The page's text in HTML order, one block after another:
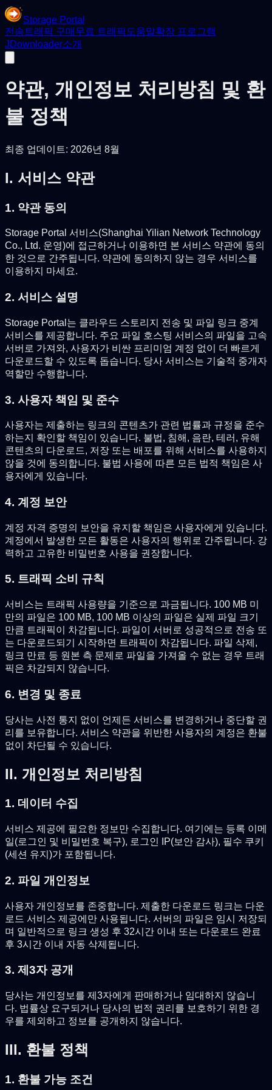
Storage Portal
전송 트래픽 구매 무료 트래픽 도움말확장 프로그램
JDownloader소개
약관, 개인정보 처리방침 및 환
불 정책
최종 업데이트: 2026년 8월
I. 서비스 약관
1. 약관 동의
Storage Portal 서비스(Shanghai Yilian Network Technology
Co., Ltd. 운영)에 접근하거나 이용하면 본 서비스 약관에 동의
한 것으로 간주됩니다. 약관에 동의하지 않는 경우 서비스를
이용하지 마세요.
2. 서비스 설명
Storage Portal는 클라우드 스토리지 전송 및 파일 링크 중계
서비스를 제공합니다. 주요 파일 호스팅 서비스의 파일을 고속
서버로 가져와, 사용자가 비싼 프리미엄 계정 없이 더 빠르게
다운로드할 수 있도록 돕습니다. 당사 서비스는 기술적 중개자
역할만 수행합니다.
3. 사용자 책임 및 준수
사용자는 제출하는 링크의 콘텐츠가 관련 법률과 규정을 준수
하는지 확인할 책임이 있습니다. 불법, 침해, 음란, 테러, 유해
콘텐츠의 다운로드, 저장 또는 배포를 위해 서비스를 사용하지
않을 것에 동의합니다. 불법 사용에 따른 모든 법적 책임은 사
용자에게 있습니다.
4. 계정 보안
계정 자격 증명의 보안을 유지할 책임은 사용자에게 있습니다.
계정에서 발생한 모든 활동은 사용자의 행위로 간주됩니다. 강
력하고 고유한 비밀번호 사용을 권장합니다.
5. 트래픽 소비 규칙
서비스는 트래픽 사용량을 기준으로 과금됩니다. 100 MB 미
만의 파일은 100 MB, 100 MB 이상의 파일은 실제 파일 크기
만큼 트래픽이 차감됩니다. 파일이 서버로 성공적으로 전송 또
는 다운로드되기 시작하면 트래픽이 차감됩니다. 파일 삭제,
링크 만료 등 원본 측 문제로 파일을 가져올 수 없는 경우 트래
픽은 차감되지 않습니다.
6. 변경 및 종료
당사는 사전 통지 없이 언제든 서비스를 변경하거나 중단할 권
리를 보유합니다. 서비스 약관을 위반한 사용자의 계정은 환불
없이 차단될 수 있습니다.
II. 개인정보 처리방침
1. 데이터 수집
서비스 제공에 필요한 정보만 수집합니다. 여기에는 등록 이메
일(로그인 및 비밀번호 복구), 로그인 IP(보안 감사), 필수 쿠키
(세션 유지)가 포함됩니다.
2. 파일 개인정보
사용자 개인정보를 존중합니다. 제출한 다운로드 링크는 다운
로드 서비스 제공에만 사용됩니다. 서버의 파일은 임시 저장되
며 일반적으로 링크 생성 후 32시간 이내 또는 다운로드 완료
후 3시간 이내 자동 삭제됩니다.
3. 제3자 공개
당사는 개인정보를 제3자에게 판매하거나 임대하지 않습니
다. 법률상 요구되거나 당사의 법적 권리를 보호하기 위한 경
우를 제외하고 정보를 공개하지 않습니다.
III. 환불 정책
1. 환불 가능 조건